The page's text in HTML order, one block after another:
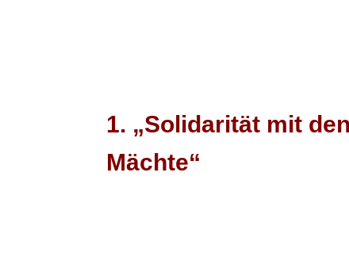
1. „Solidarität mit
Mächte“